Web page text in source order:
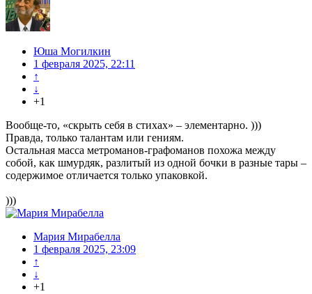
Юша Могилкин
1 февраля 2025, 22:11
↑
↓
+1
Вообще-то, «скрыть себя в стихах» – элементарно. )))
Правда, только талантам или гениям.
Остальная масса метроманов-графоманов похожа между
собой, как шмурдяк, разлитый из одной бочки в разные тары –
содержимое отличается только упаковкой.
)))
Мария Мирабелла
1 февраля 2025, 23:09
↑
↓
+1